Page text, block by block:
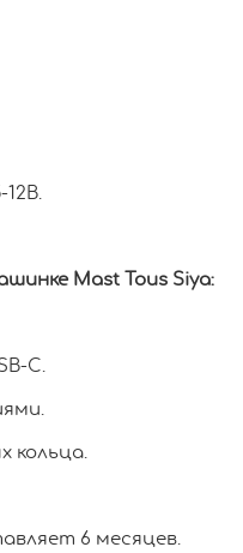
Mast Tous Siya:
C.
кольца.
6 месяцев.